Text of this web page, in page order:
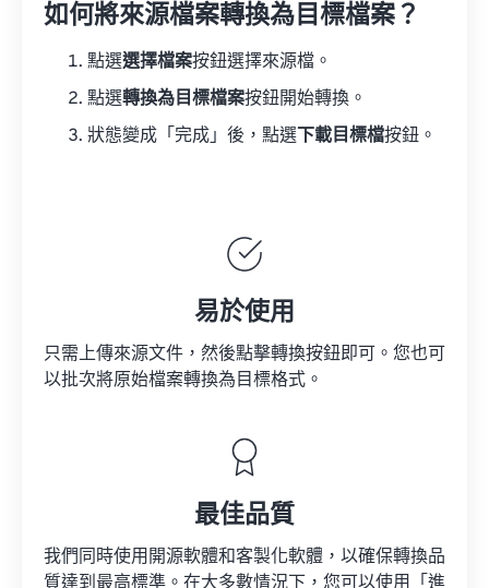
如何將來源檔案轉換為目標檔案？
點選選擇檔案按鈕選擇來源檔。
點選轉換為目標檔案按鈕開始轉換。
狀態變成「完成」後，點選 下載目標檔按鈕。
易於使用
只需上傳來源文件，然後點擊轉換按鈕即可。您也可
以批次將原始檔案轉換為目標格式。
最佳品質
我們同時使用開源軟體和客製化軟體，以確保轉換品